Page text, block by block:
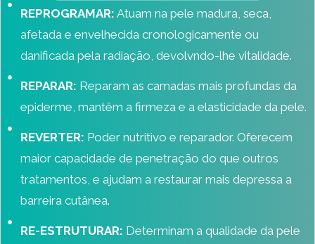
REPROGRAMAR: Atuam na pele madura, seca,
afetada e envelhecida cronologicamente ou
danificada pela radiação, devolvndo-lhe vitalidade.
REPARAR: Reparam as camadas mais profundas da
epiderme, mantêm a firmeza e a elasticidade da pele.
REVERTER: Poder nutritivo e reparador. Oferecem
maior capacidade de penetração do que outros
tratamentos, e ajudam a restaurar mais depressa a
barreira cutânea.
RE-ESTRUTURAR: Determinam a qualidade da pele